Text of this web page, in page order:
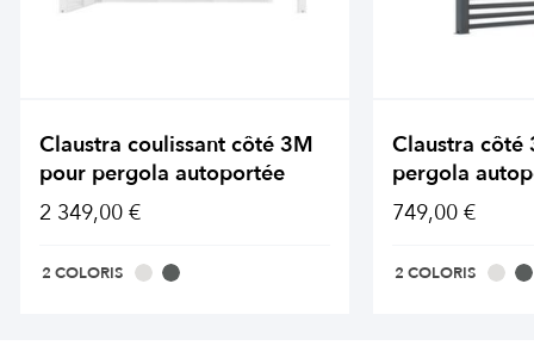
Claustra coulissant côté 3M
pour pergola autoportée
2 349,00 €
2 COLORIS
Claustra côté
pergola
749,00 €
2 COLORIS